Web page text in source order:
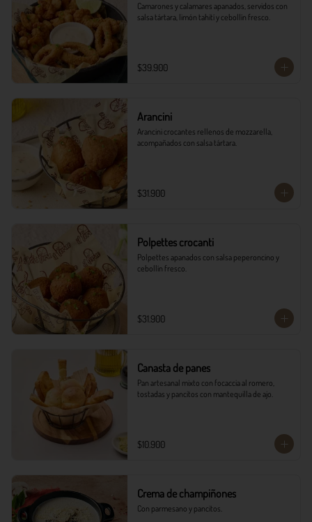
Camarones y calamares apanados, servidos con
salsa tártara, limón tahití y cebollín fresco.
$39.900
Arancini
Arancini crocantes rellenos de mozzarella,
acompañados con salsa tártara.
$31.900
Polpettes crocanti
Polpettes apanados con salsa peperoncino y
cebollín fresco.
$31.900
Canasta de panes
Pan artesanal mixto con focaccia al romero,
tostadas y pancitos con mantequilla de ajo.
$10.900
Crema de champiñones
Con parmesano y pancitos.